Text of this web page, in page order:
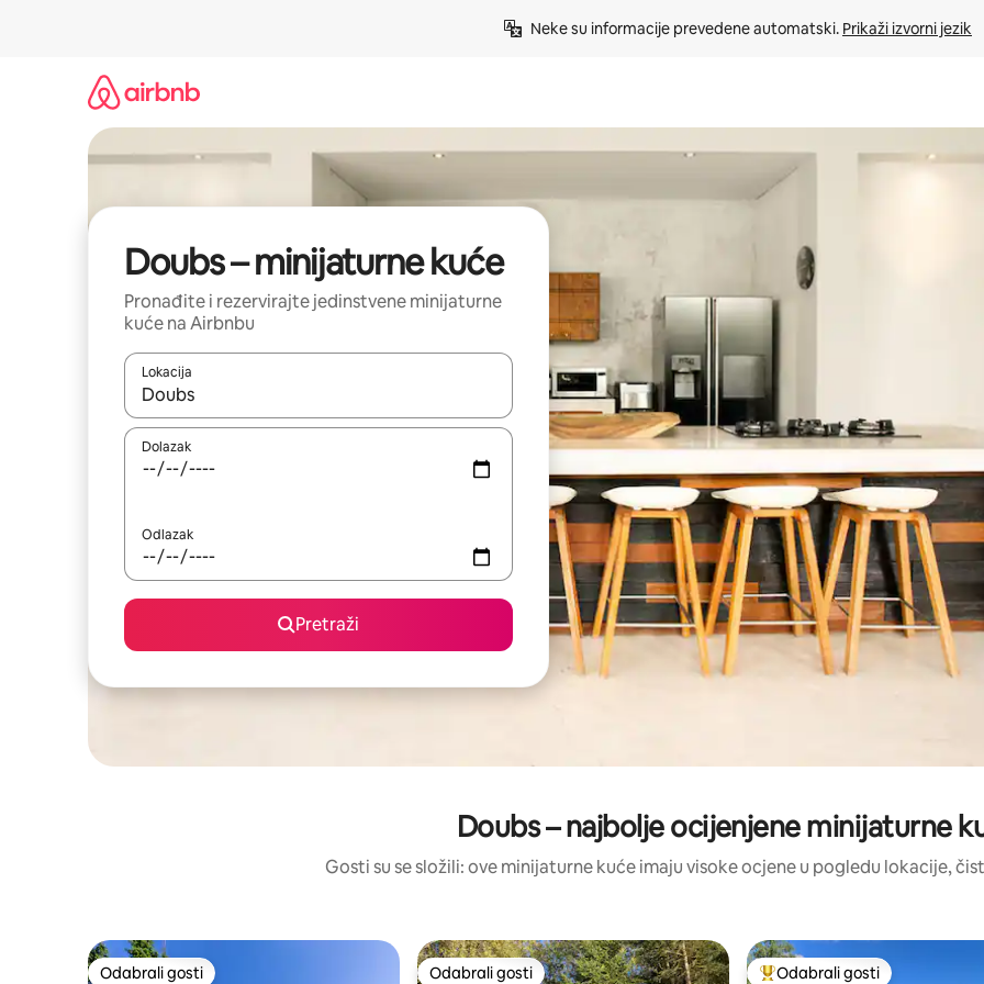
Neke su informacije prevedene automatski. Prikaži izvorni jezik
Doubs – minijaturne kuće
Pronađite i rezervirajte jedinstvene minijaturne
kuće na Airbnbu
Lokacija
Kada budu dostupni rezultati, moći ćete ih pregledati koristeći se strelicama prema gore i prema dolje, kao i dodirom ili
Dolazak
Odlazak
Pretraži
Doubs – najbolje ocijenjene minijaturne
Gosti su se složili: ove minijaturne kuće imaju visoke ocjene u pogledu lokacije,
Odabrali gosti Odabrali gosti Odabrali gosti